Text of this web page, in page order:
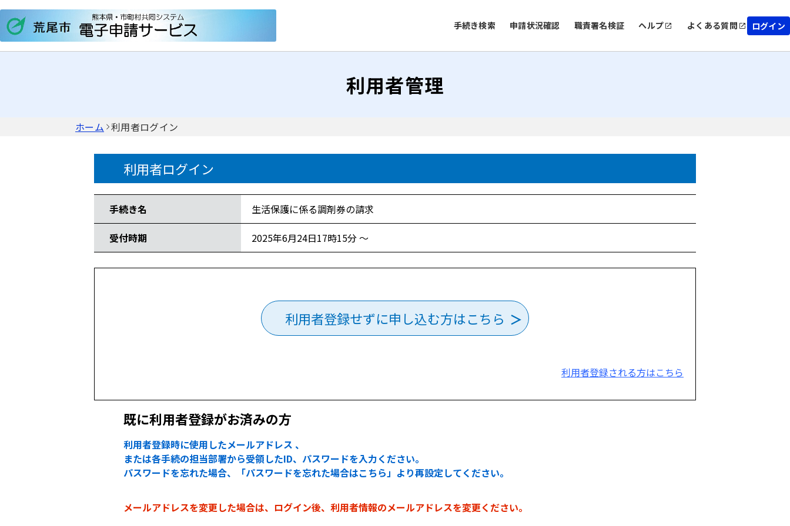
手続き検索 申請状況確認 職責署名検証 ヘルプ よくある質問 ログイン
利用者管理
ホーム 利用者ログイン
利用者ログイン
手続き名 生活保護に係る調剤券の請求
受付時期 2025年6月24日17時15分 ～
利用者登録せずに申し込む方はこちら
利用者登録される方はこちら
既に利用者登録がお済みの方
利用者登録時に使用したメールアドレス 、
または各手続の担当部署から受領したID、パスワードを入力ください。
パスワードを忘れた場合、「パスワードを忘れた場合はこちら」より再設定してください。
メールアドレスを変更した場合は、ログイン後、利用者情報のメールアドレスを変更ください。